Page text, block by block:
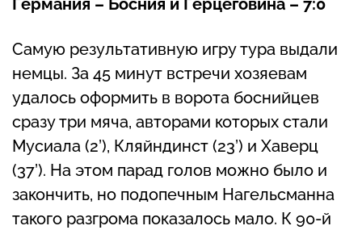
Германия – Босния и Герцеговина – 7:0
Самую результативную игру тура выдали
немцы. За 45 минут встречи хозяевам
удалось оформить в ворота боснийцев
сразу три мяча, авторами которых стали
Мусиала (2’), Кляйндинст (23’) и Хаверц
(37’). На этом парад голов можно было и
закончить, но подопечным Нагельсманна
такого разгрома показалось мало. К 90-й